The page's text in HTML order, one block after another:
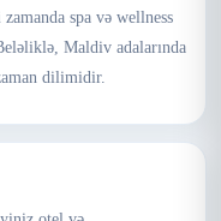
spa və wellness
Maldiv adalarında
dilimidir.